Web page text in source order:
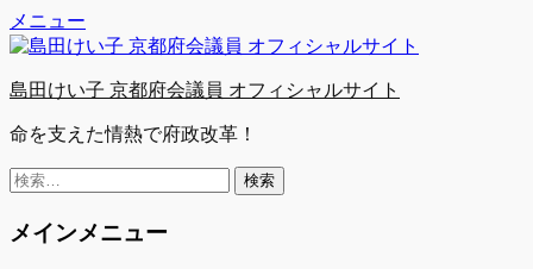
コ
ン
ン
へ
ス
キ
ッ
プ
Facebook
Twitter
YouTube
メニュー
島田けい子 京都府会議員 オフィシャルサイト
命を支えた情熱で府政改革！
検
メインメニュー